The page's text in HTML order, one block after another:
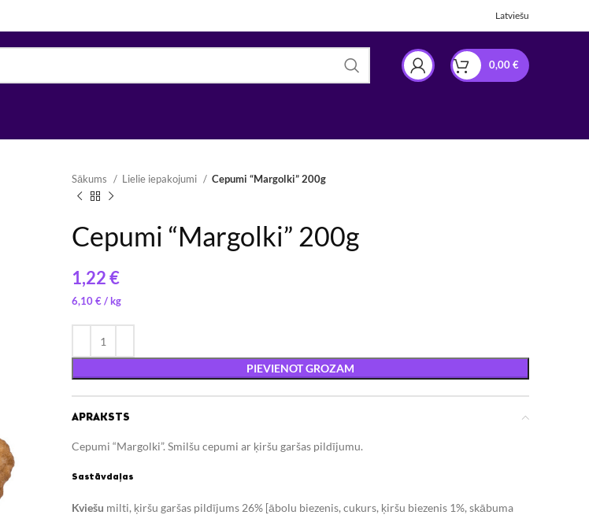
Latviešu
0,00€
Sākums Lielie iepakojumi Cepumi “Margolki” 200g
Cepumi “Margolki” 200g
€
6,10€/
PIEVIENOT GROZAM
APRAKSTS
Cepumi “Margolki”. Smilšu cepumi ar ķiršu garšas pildījumu.
Sastāvdaļas
Kviešu milti, ķiršu garšas pildījums 26% [ābolu biezenis, cukurs, ķiršu biezenis 1%, skābuma